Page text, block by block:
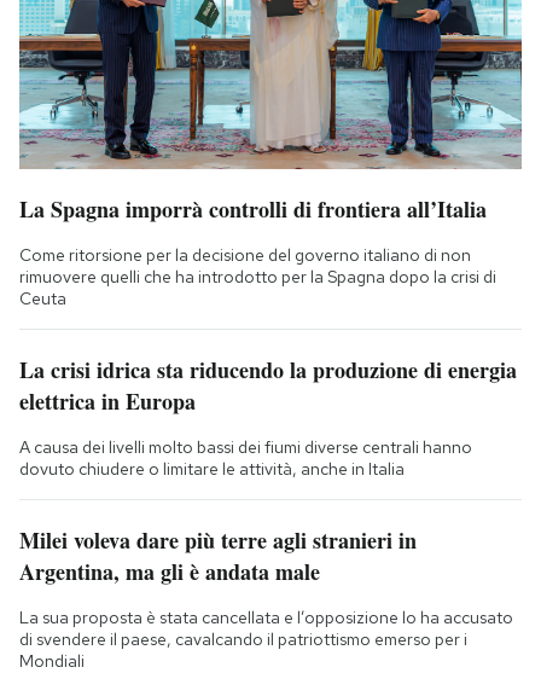
La Spagna imporrà controlli di frontiera all’Italia
Come ritorsione per la decisione del governo italiano di non
rimuovere quelli che ha introdotto per la Spagna dopo la crisi di
Ceuta
La crisi idrica sta riducendo la produzione di energia
elettrica in Europa
A causa dei livelli molto bassi dei fiumi diverse centrali hanno
dovuto chiudere o limitare le attività, anche in Italia
Milei voleva dare più terre agli stranieri in
Argentina, ma gli è andata male
La sua proposta è stata cancellata e l’opposizione lo ha accusato
di svendere il paese, cavalcando il patriottismo emerso per i
Mondiali